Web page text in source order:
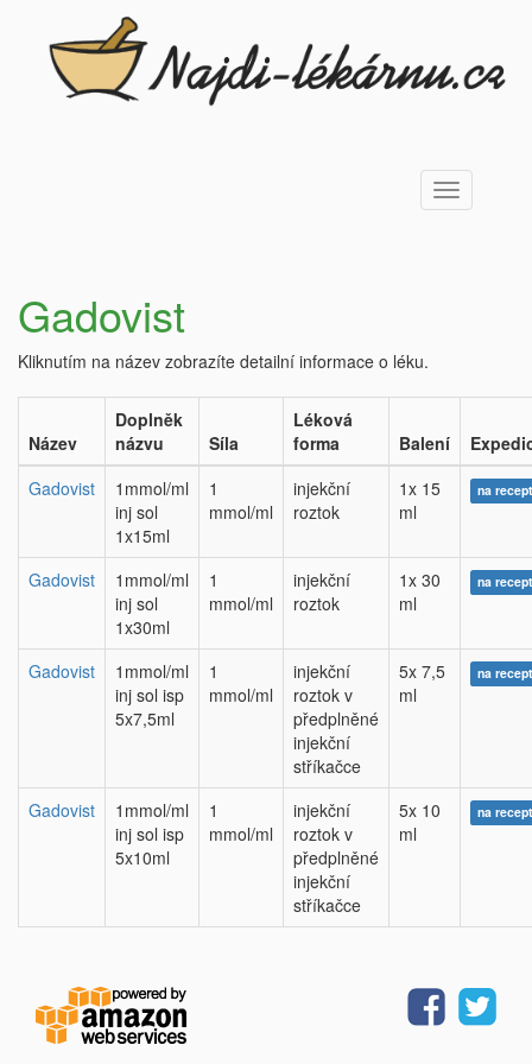
Toggle
navigation
Gadovist
Kliknutím na název zobrazíte detailní informace o léku.
Název
Doplněk
názvu
Síla
Léková
forma
Balení
Gadovist
1mmol/ml
inj sol
1x15ml
1
mmol/ml
injekční
roztok
1x 15
ml
na
Gadovist
1mmol/ml
inj sol
1x30ml
1
mmol/ml
injekční
roztok
1x 30
ml
na
Gadovist
1mmol/ml
inj sol isp
5x7,5ml
1
mmol/ml
injekční
roztok v
předplněné
injekční
stříkačce
5x 7,5
ml
na
Gadovist
1mmol/ml
inj sol isp
5x10ml
1
mmol/ml
injekční
roztok v
předplněné
injekční
stříkačce
5x 10
ml
na